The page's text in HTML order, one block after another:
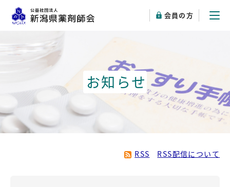
会員の方
お知らせ
RSS RSS配信について